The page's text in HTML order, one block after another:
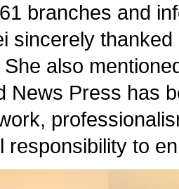
branches and
sincerely
also
News Press has
responsibility to